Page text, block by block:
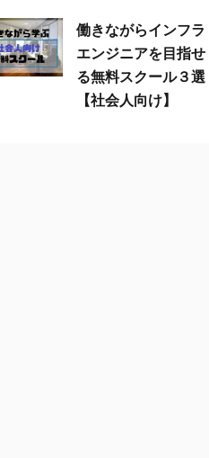
働きながらインフラ
エンジニアを目指せ
る無料スクール３選
【社会人向け】